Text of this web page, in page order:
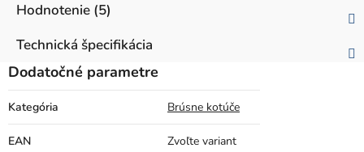
Hodnotenie (5)
Technická špecifikácia
Dodatočné parametre
Kategória Brúsne kotúče
EAN Zvoľte variant